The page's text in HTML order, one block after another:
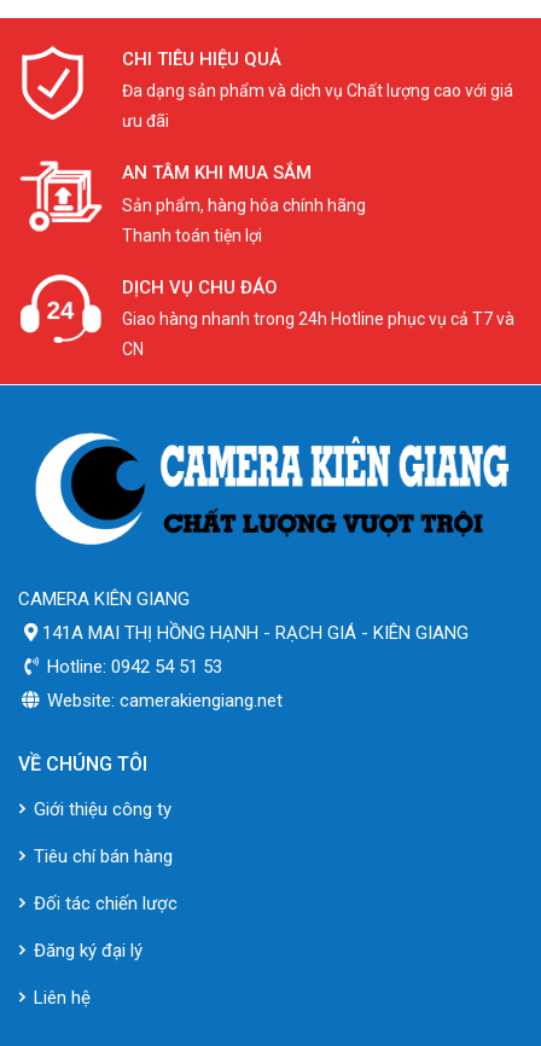
CHI TIÊU HIỆU QUẢ
Đa dạng sản phẩm và dịch vụ Chất lượng cao với giá
ưu đãi
AN TÂM KHI MUA SẮM
Sản phẩm, hàng hóa chính hãng
Thanh toán tiện lợi
DỊCH VỤ CHU ĐÁO
Giao hàng nhanh trong 24h Hotline phục vụ cả T7 và
CN
CAMERA KIÊN GIANG
141A MAI THỊ HỒNG HẠNH - RẠCH GIÁ - KIÊN GIANG
Hotline: 0942 54 51 53
Website: camerakiengiang.net
VỀ CHÚNG TÔI
Giới thiệu công ty
Tiêu chí bán hàng
Đối tác chiến lược
Đăng ký đại lý
Liên hệ